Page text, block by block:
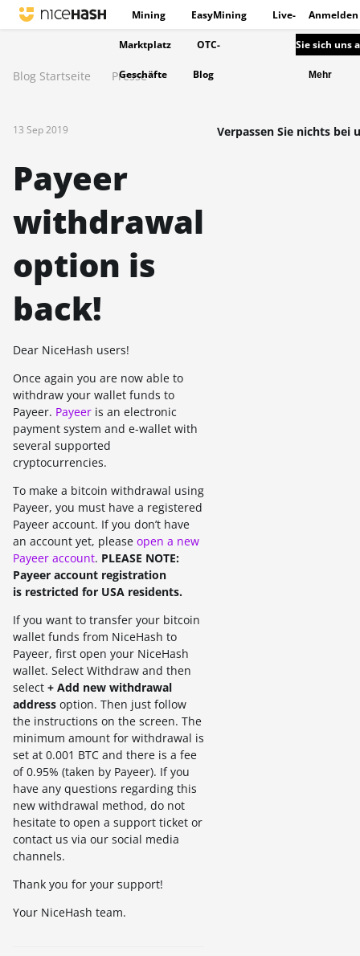
Mining EasyMining Live-
Marktplatz OTC-
Geschäfte Blog
Anmelden
Sie sich uns
Mehr
Blog Startseite Presse
13 Sep 2019
Payeer
withdrawal
option is
back!
Dear NiceHash users!
Once again you are now able to
withdraw your wallet funds to
Payeer. Payeer is an electronic
payment system and e-wallet with
several supported
cryptocurrencies.
To make a bitcoin withdrawal using
Payeer, you must have a registered
Payeer account. If you don’t have
an account yet, please open a new
Payeer account. PLEASE NOTE:
Payeer account registration
is restricted for USA residents.
If you want to transfer your bitcoin
wallet funds from NiceHash to
Payeer, first open your NiceHash
wallet. Select Withdraw and then
select + Add new withdrawal
address option. Then just follow
the instructions on the screen. The
minimum amount for withdrawal is
set at 0.001 BTC and there is a fee
of 0.95% (taken by Payeer). If you
have any questions regarding this
new withdrawal method, do not
hesitate to open a support ticket or
contact us via our social media
channels.
Thank you for your support!
Your NiceHash team.
Verpassen Sie nichts bei